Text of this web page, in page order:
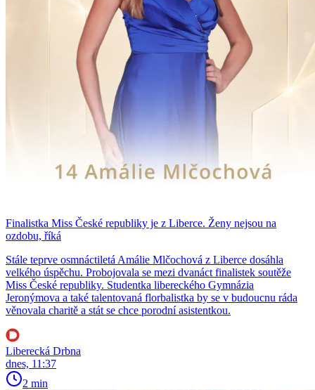
Finalistka Miss České republiky je z Liberce. Ženy nejsou na
ozdobu, říká
Stále teprve osmnáctiletá Amálie Mlčochová z Liberce dosáhla
velkého úspěchu. Probojovala se mezi dvanáct finalistek soutěže
Miss České republiky. Studentka libereckého Gymnázia
Jeronýmova a také talentovaná florbalistka by se v budoucnu ráda
věnovala charitě a stát se chce porodní asistentkou.
Liberecká Drbna
dnes, 11:37
2 min